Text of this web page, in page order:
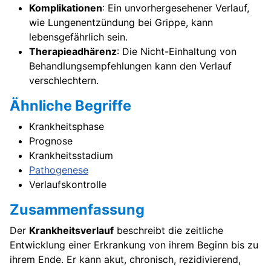
Komplikationen: Ein unvorhergesehener Verlauf,
wie Lungenentzündung bei Grippe, kann
lebensgefährlich sein.
Therapieadhärenz: Die Nicht-Einhaltung von
Behandlungsempfehlungen kann den Verlauf
verschlechtern.
Ähnliche Begriffe
Krankheitsphase
Prognose
Krankheitsstadium
Pathogenese
Verlaufskontrolle
Zusammenfassung
Der Krankheitsverlauf beschreibt die zeitliche
Entwicklung einer Erkrankung von ihrem Beginn bis zu
ihrem Ende. Er kann akut, chronisch, rezidivierend,